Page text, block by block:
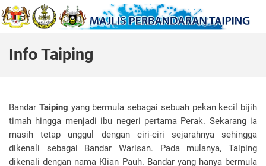
Info Taiping
Bandar Taiping yang bermula sebagai sebuah pekan kecil bijih
timah hingga menjadi ibu negeri pertama Perak. Sekarang ia
masih tetap unggul dengan ciri-ciri sejarahnya sehingga
dikenali sebagai Bandar Warisan. Pada mulanya, Taiping
dikenali dengan nama Klian Pauh. Bandar yang hanya bermula